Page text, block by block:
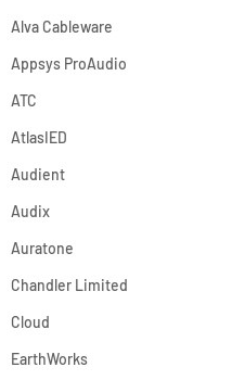
Alva Cableware
Appsys ProAudio
ATC
AtlasIED
Audient
Audix
Auratone
Chandler Limited
Cloud
EarthWorks